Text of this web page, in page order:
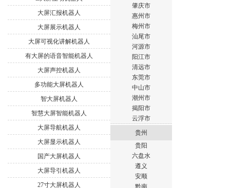
大屏汇报机器人
大屏展示机器人
大屏可视化讲解机器人
有大屏的语音智能机器人
大屏声控机器人
多功能大屏机器人
智大屏机器人
智慧大屏智能机器人
大屏导航机器人
大屏显示机器人
国产大屏机器人
大屏导引机器人
27寸大屏机器人
肇庆市
惠州市
梅州市
汕尾市
河源市
阳江市
清远市
东莞市
中山市
潮州市
揭阳市
云浮市
贵州
贵阳
六盘水
遵义
安顺
黔南